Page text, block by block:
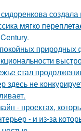
создала
мягко
природных
стал
здесь не
- проектах,
- и из-за